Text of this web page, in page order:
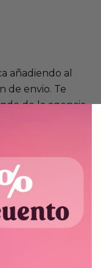
añadiendo al
de envio. Te
de la agencia
dia siempre y